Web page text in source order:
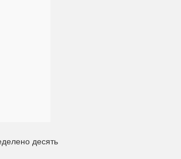
десять